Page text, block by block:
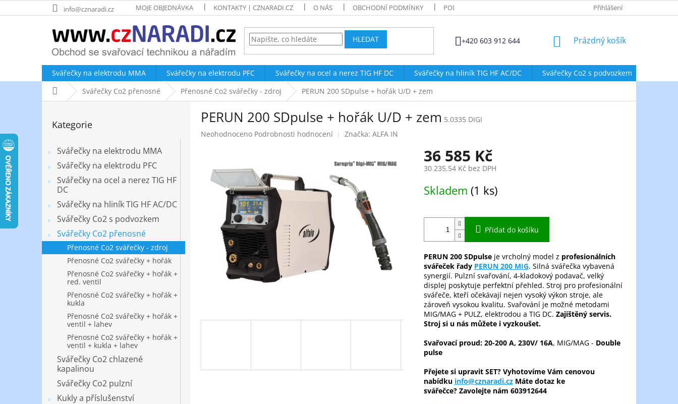
na
info@cznaradi.cz MOJE OBJEDNÁVKA KONTAKTY | CZNARADI.CZ O NÁS OBCHODNÍ PODMÍNKY PODMÍNKY OCHRANY OSOBNÍCH ÚDAJŮ ZÁSADY POUŽÍVÁNÍ
Přihlášení
HLEDAT +420 603 912 644
NÁKUPNÍ
Prázdný košík
Svářečky na elektrodu MMA Svářečky na elektrodu PFC Svářečky na ocel a nerez TIG HF DC Svářečky na hliník TIG HF AC/DC Svářečky Co2 s podvozkem
Domů Svářečky Co2 přenosné Přenosné Co2 svářečky - zdroj PERUN 200 SDpulse + hořák U/D + zem
e
kategorie
Kategorie
Svářečky na elektrodu MMA
Svářečky na elektrodu PFC
Svářečky na ocel a nerez TIG HF
DC
Svářečky na hliník TIG HF AC/DC
Svářečky Co2 s podvozkem
Svářečky Co2 přenosné
Přenosné Co2 svářečky - zdroj
Přenosné Co2 svářečky + hořák
Přenosné Co2 svářečky + hořák +
red. ventil
Přenosné Co2 svářečky + hořák +
kukla
Přenosné Co2 svářečky + hořák +
ventil + lahev
Přenosné Co2 svářečky + hořák +
ventil + kukla + lahev
Svářečky Co2 chlazené
kapalinou
Svářečky Co2 pulzní
Kukly a příslušenství
PERUN 200 SDpulse + hořák U/D + zem 5.0335 DIGI
Průměrné
hvězdiček.
Neohodnoceno Podrobnosti hodnocení Značka: ALFA IN
36 585 Kč
30 235,54 Kč bez DPH
cena:
Skladem (1 ks)
Přidat do košíku
PERUN 200 SDpulseje vrcholný model z profesionálních
svářeček řady PERUN 200 MIG. Silná svářečka vybavená
synergií. Pulzní svařování, 4-kladokový podavač, velký
displej poskytuje perfektní přehled. Stroj pro profesionální
svářeče, kteří očekávají nejen vysoký výkon stroje, ale
zároveň vysokou kvalitu. Svařování je možné metodami
MIG/MAG + PULZ, elektrodou a TIG DC. Zajištěný servis.
Stroj si u nás můžete i vyzkoušet.
Svařovací proud: 20-200 A, 230V/ 16A, MIG/MAG - Double
pulse
Přejete si upravit SET? Vyhotovíme Vám cenovou
nabídku info@cznaradi.czMáte dotaz ke
svářečce? Zavolejte nám 603912644